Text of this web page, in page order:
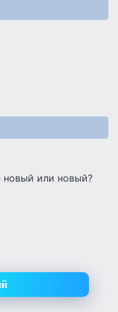
новый или новый?